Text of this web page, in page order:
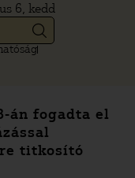
6, kedd
án fogadta el
titkosító